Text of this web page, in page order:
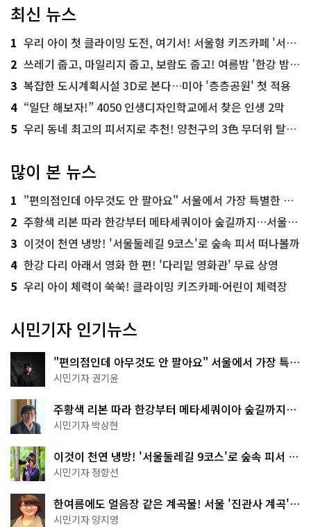
최신 뉴스
1 우리 아이 첫 클라이밍 도전, 여기서! 서울형 키즈카페 '서울가족플라자점'
2 쓰레기 줍고, 마일리지 줍고, 보람도 줍고! 여름밤 '한강 밤마실 줍깅'
3 복잡한 도시계획시설 3D로 본다…미아 '층층공원' 첫 적용
4 “일단 해보자!” 4050 인생디자인학교에서 찾은 인생 2막
5 우리 동네 최고의 피서지로 추천! 양천구의 3色 무더위 탈출 명소
많이 본 뉴스
1 "편의점인데 아무것도 안 팔아요" 서울에서 가장 특별한 편의점의 정체
2 주황색 리본 따라 한강부터 메타세쿼이아 숲길까지…서울둘레길 15코스
3 이것이 천연 냉방! '서울둘레길 9코스'로 숲속 피서 떠나볼까
4 한강 다리 아래서 영화 한 편! '다리밑 영화관' 무료 상영
5 우리 아이 체력이 쑥쑥! 클라이밍 키즈카페·어린이 체력장
시민기자 인기뉴스
"편의점인데 아무것도 안 팔아요" 서울에서 가장 특별
한 편의점의 정체
시민기자 권기윤
주황색 리본 따라 한강부터 메타세쿼이아 숲길까지…
서울둘레길 15코스
시민기자 박상현
이것이 천연 냉방! '서울둘레길 9코스'로 숲속 피서 떠
나볼까
시민기자 정향선
한여름에도 얼음장 같은 계곡물! 서울 '진관사 계곡'이
천국이네~
시민기자 양지영